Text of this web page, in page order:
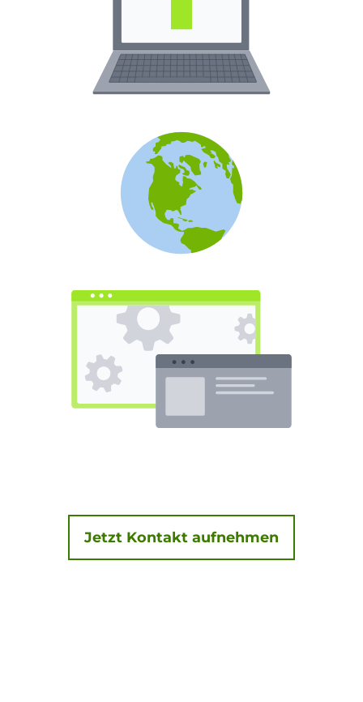
Jetzt Kontakt aufnehmen